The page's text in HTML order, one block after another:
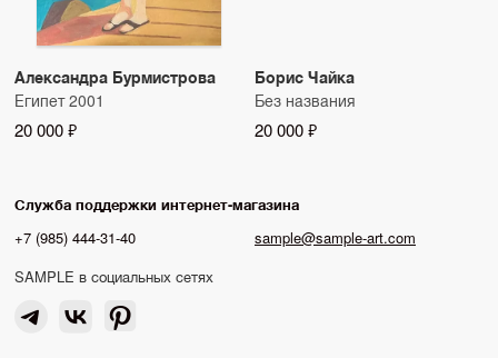
Александра Бурмистрова
Египет 2001
20 000 ₽
Борис Чайка
Без названия
20 000 ₽
Служба поддержки интернет-магазина
+7 (985) 444-31-40
sample@sample-art.com
SAMPLE в социальных сетях